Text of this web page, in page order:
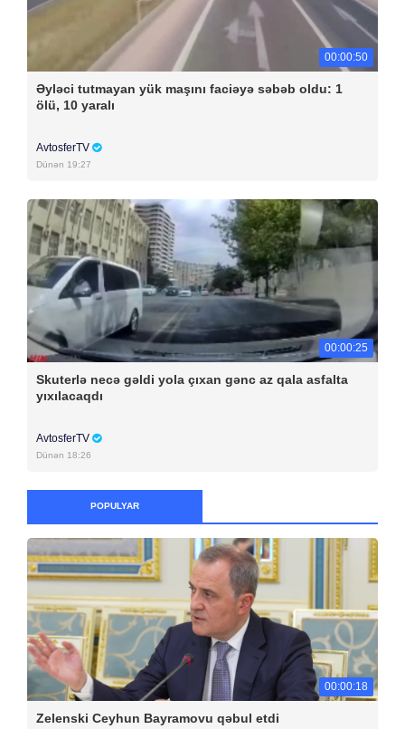
00:00:50
Əyləci tutmayan yük maşını faciəyə səbəb oldu: 1
ölü, 10 yaralı
AvtosferTV
Dünən 19:27
00:00:25
Skuterlə necə gəldi yola çıxan gənc az qala asfalta
yıxılacaqdı
AvtosferTV
Dünən 18:26
POPULYAR
00:00:18
Zelenski Ceyhun Bayramovu qəbul etdi